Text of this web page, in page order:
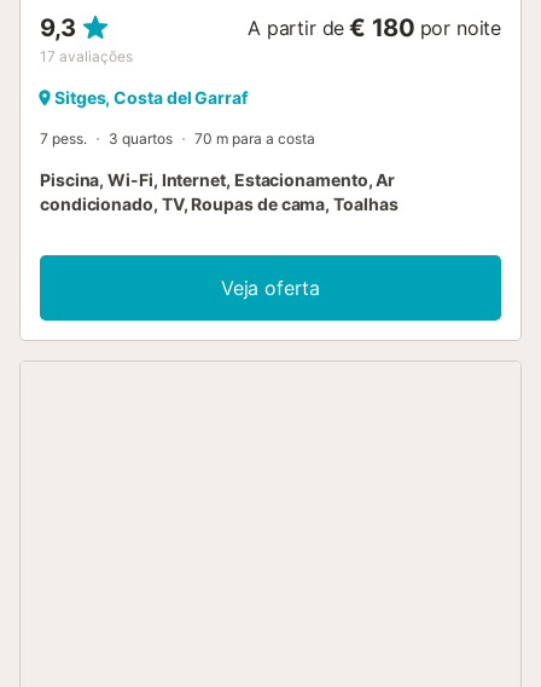
9,3
17 avaliações
A partir de € 180 por noite
Sitges, Costa del Garraf
7 pess. 3 quartos 70 m para a costa
Piscina, Wi-Fi, Internet, Estacionamento, Ar
condicionado, TV, Roupas de cama, Toalhas
Veja oferta